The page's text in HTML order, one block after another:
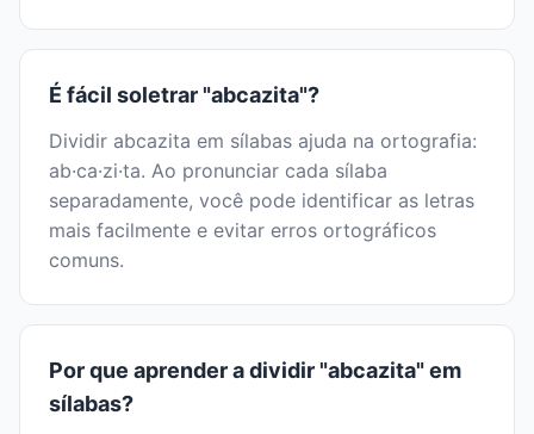
É fácil soletrar "abcazita"?
Dividir abcazita em sílabas ajuda na ortografia:
ab·ca·zi·ta. Ao pronunciar cada sílaba
separadamente, você pode identificar as letras
mais facilmente e evitar erros ortográficos
comuns.
Por que aprender a dividir "abcazita" em
sílabas?